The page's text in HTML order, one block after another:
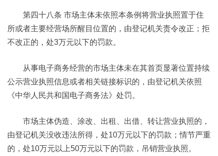
第四十八条 市场主体未依照本条例将营业执照置于住
所或者主要经营场所醒目位置的，由登记机关责令改正；拒
不改正的，处3万元以下的罚款。
从事电子商务经营的市场主体未在其首页显著位置持续
公示营业执照信息或者相关链接标识的，由登记机关依照
《中华人民共和国电子商务法》处罚。
市场主体伪造、涂改、出租、出借、转让营业执照的，
由登记机关没收违法所得，处10万元以下的罚款；情节严重
的，处10万元以上50万元以下的罚款，吊销营业执照。